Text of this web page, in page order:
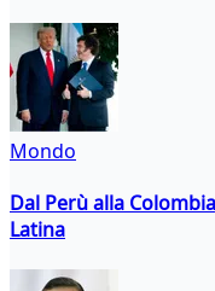
Mondo
Dal Perù alla
Latina